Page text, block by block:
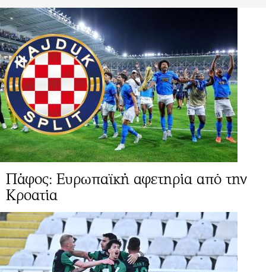
Πάφος: Ευρωπαϊκή αφετηρία από την
Κροατία